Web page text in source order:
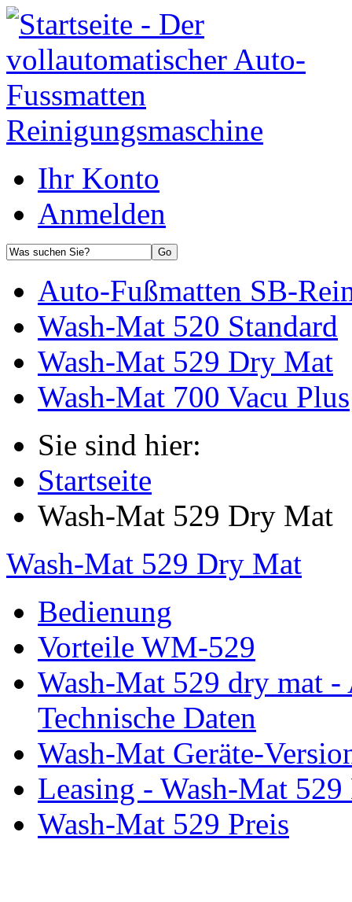
Ihr Konto
Anmelden
Auto-Fußmatten SB-
Wash-Mat 520 Standard
Wash-Mat 529 Dry Mat
Wash-Mat 700 Vacu Plus
Sie sind hier:
Startseite
Wash-Mat 529 Dry Mat
Wash-Mat 529 Dry Mat
Bedienung
Vorteile WM-529
Wash-Mat 529 dry mat
Technische Daten
Wash-Mat Geräte-
Leasing - Wash-Mat
Wash-Mat 529 Preis